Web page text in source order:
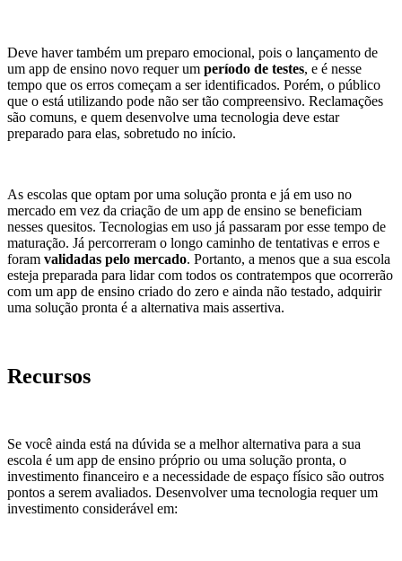
Deve haver também um preparo emocional, pois o lançamento de
um app de ensino novo requer um período de testes, e é nesse
tempo que os erros começam a ser identificados. Porém, o público
que o está utilizando pode não ser tão compreensivo. Reclamações
são comuns, e quem desenvolve uma tecnologia deve estar
preparado para elas, sobretudo no início.
As escolas que optam por uma solução pronta e já em uso no
mercado em vez da criação de um app de ensino se beneficiam
nesses quesitos. Tecnologias em uso já passaram por esse tempo de
maturação. Já percorreram o longo caminho de tentativas e erros e
foram validadas pelo mercado. Portanto, a menos que a sua escola
esteja preparada para lidar com todos os contratempos que ocorrerão
com um app de ensino criado do zero e ainda não testado, adquirir
uma solução pronta é a alternativa mais assertiva.
Recursos
Se você ainda está na dúvida se a melhor alternativa para a sua
escola é um app de ensino próprio ou uma solução pronta, o
investimento financeiro e a necessidade de espaço físico são outros
pontos a serem avaliados. Desenvolver uma tecnologia requer um
investimento considerável em: